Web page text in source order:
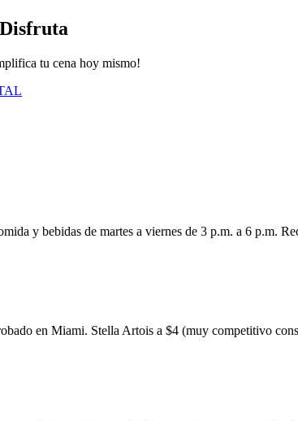
tu cena hoy mismo!
y bebidas de martes a viernes de 3 p.m. a 6 p.m.
en Miami. Stella Artois a $4 (muy competitivo